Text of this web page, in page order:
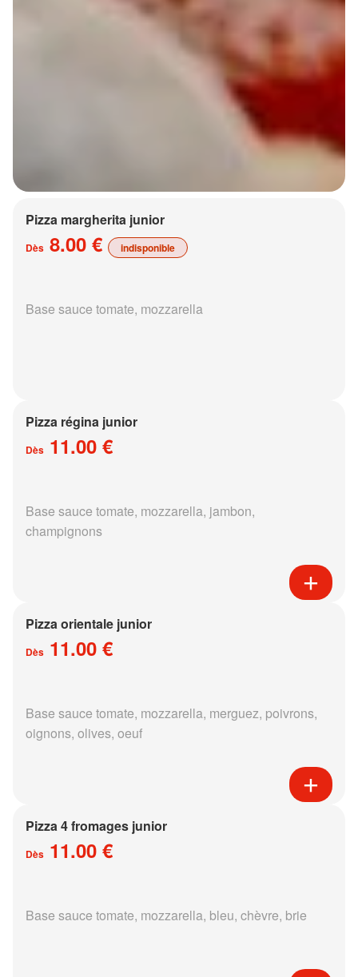
Pizza margherita junior
Dès 8.00 € indisponible
Base sauce tomate, mozzarella
Pizza régina junior
Dès 11.00 €
Base sauce tomate, mozzarella, jambon,
champignons
Pizza orientale junior
Dès 11.00 €
Base sauce tomate, mozzarella, merguez, poivrons,
oignons, olives, oeuf
Pizza 4 fromages junior
Dès 11.00 €
Base sauce tomate, mozzarella, bleu, chèvre, brie